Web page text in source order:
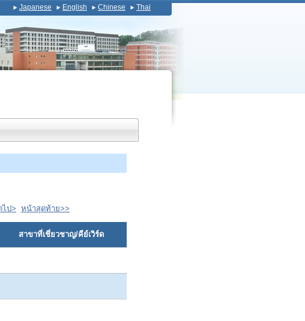
Japanese English Chinese Thai
ป> หน้าสุดท้าย>>
สาขาที่เชี่ยวชาญ/คีย์เวิร์ด